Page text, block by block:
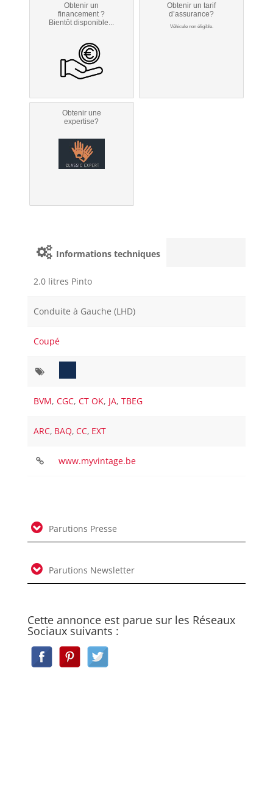
Obtenir un
financement ?
Bientôt disponible...
Obtenir un tarif
d’assurance?
Véhicule non éligible.
Obtenir une
expertise?
Informations techniques
2.0 litres Pinto
Conduite à Gauche (LHD)
Coupé
BVM,CGC,CT OK, JA,TBEG
ARC, BAQ, CC, EXT
www.myvintage.be
Parutions Presse
Parutions Newsletter
Cette annonce est parue sur les Réseaux
Sociaux suivants :